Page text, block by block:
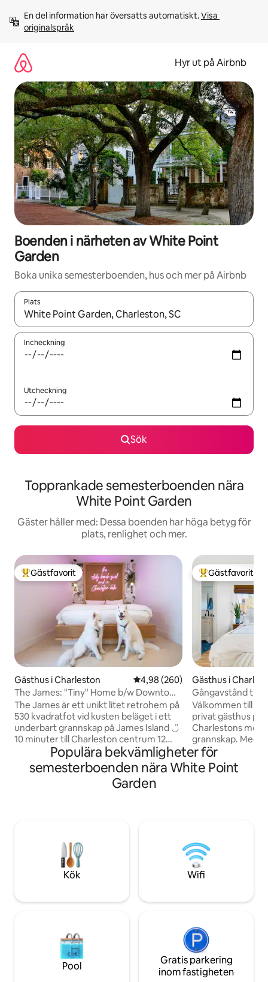
innehåll
En del information har översatts automatiskt. Visa
originalspråk
Hyr ut på Airbnb
Boenden i närheten av White Point
Garden
Boka unika semesterboenden, hus och mer på Airbnb
Plats
När resultaten är tillgängliga kan du navigera med upp- och
Incheckning
Utcheckning
Sök
Topprankade semesterboenden nära
White Point Garden
Gäster håller med: Dessa boenden har höga betyg för
plats, renlighet och mer.
Populär gästfavorit
Gästfavorit
Gästhus i Charleston 4,98 av 5 i genomsnittligt
4,98 (260)
The James: "Tiny" Home b/w Downtown
& Folly
The James är ett unikt litet retrohem på
530 kvadratfot vid kusten beläget i ett
underbart grannskap på James Island ◡̈
10 minuter till Charleston centrum 12
minuter till Folly Beach Gångavstånd till
restauranger The James rymmer upp till
6 personer och 2 hundar (INGEN AVGIFT
FÖR HUSDJUR) och har en privat
hund(ar), de med begränsad rörlighet
Populär
Gästfavorit
Gästhus i
Gångavstånd till
vackert och rent
Välkommen till
privat gästhus på
Charlestons
grannskap. Med
bäddsoffa är
par, vänner eller
efter en semester i
Charleston och
slå denna plats!
Populära bekvämligheter för
semesterboenden nära White Point
Garden
Kök Wifi
Pool
Gratis parkering
inom fastigheten